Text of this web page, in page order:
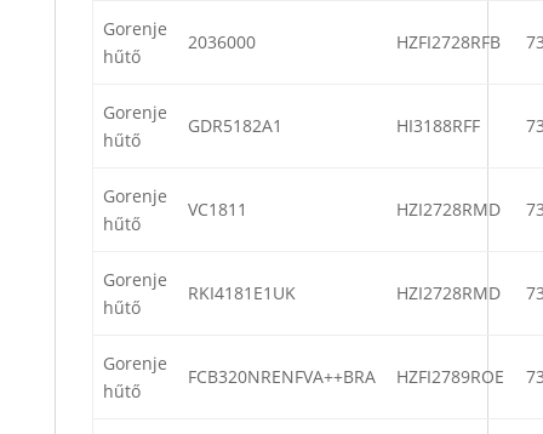
Gorenje
hűtő
2036000 HZFI2728RFB
Gorenje
hűtő
GDR5182A1 HI3188RFF
Gorenje
hűtő
VC1811 HZI2728RMD
Gorenje
hűtő
RKI4181E1UK HZI2728RMD
Gorenje
hűtő
FCB320NRENFVA++BRA HZFI2789ROE